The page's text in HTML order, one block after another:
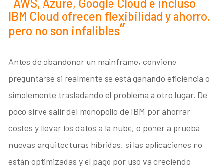
AWS, Azure, Google Cloud e incluso
IBM Cloud ofrecen flexibilidad y ahorro,
pero no son infalibles
Antes de abandonar un mainframe, conviene
preguntarse si realmente se está ganando eficiencia o
simplemente trasladando el problema a otro lugar. De
poco sirve salir del monopolio de IBM por ahorrar
costes y llevar los datos a la nube, o poner a prueba
nuevas arquitecturas híbridas, si las aplicaciones no
están optimizadas y el pago por uso va creciendo